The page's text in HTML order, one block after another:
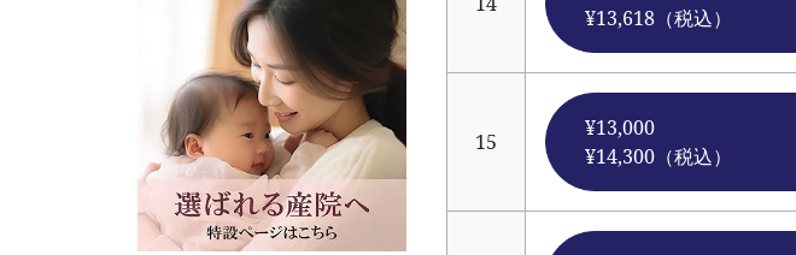
¥13,618（税込）
15
¥13,000
¥14,300（税込）